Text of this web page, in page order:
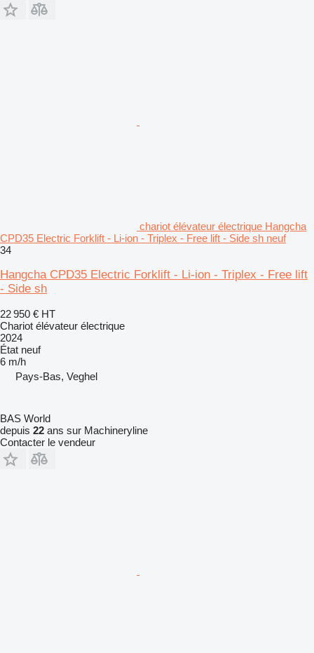
chariot élévateur électrique Hangcha
CPD35 Electric Forklift - Li-ion - Triplex - Free lift - Side sh neuf
34
Hangcha CPD35 Electric Forklift - Li-ion - Triplex - Free lift
- Side sh
22 950 € HT
Chariot élévateur électrique
2024
État neuf
6 m/h
Pays-Bas, Veghel
BAS World
depuis 22 ans sur Machineryline
Contacter le vendeur